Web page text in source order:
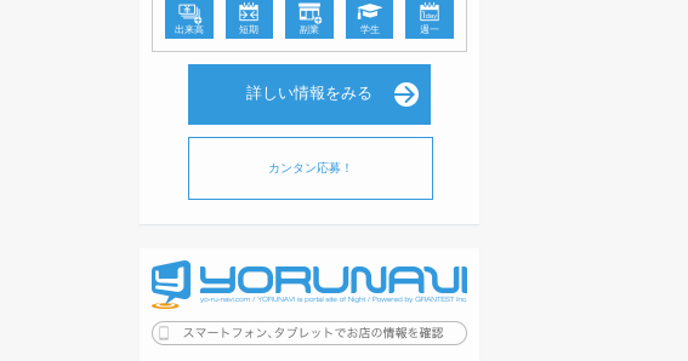
出来高 短期 副業 学生 週一
詳しい情報をみる
カンタン応募！